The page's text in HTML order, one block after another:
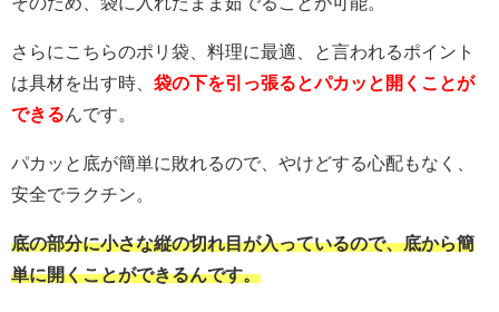
さらにこちらのポリ袋、料理に最適、と言われるポイント
は具材を出す時、 袋の下を引っ張るとパカッと開くことが
できるんです。
パカッと底が簡単に敗れるので、やけどする心配もなく、
安全でラクチン。
底の部分に小さな縦の切れ目が入っているので、底から簡
単に開くことができるんです。